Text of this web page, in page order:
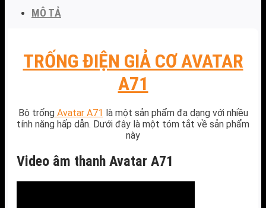
MÔ TẢ
TRỐNG ĐIỆN GIẢ CƠ AVATAR
A71
Bộ trốngAvatar A71 là một sản phẩm đa dạng với nhiều
tính năng hấp dẫn. Dưới đây là một tóm tắt về sản phẩm
này
Video âm thanh Avatar A71